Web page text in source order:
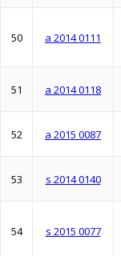
50 a 2014 0111
51 a 2014 0118
52 a 2015 0087
53 s 2014 0140
54 s 2015 0077